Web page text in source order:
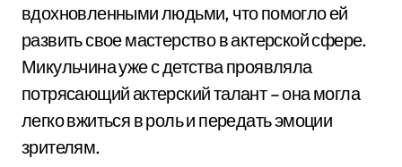
вдохновленными людьми, что помогло ей
развить свое мастерство в актерской сфере.
Микульчина уже с детства проявляла
потрясающий актерский талант – она могла
легко вжиться в роль и передать эмоции
зрителям.